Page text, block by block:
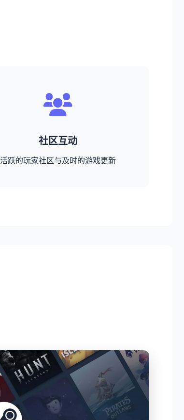
社区互动
活跃的玩家社区与及时的游戏更新